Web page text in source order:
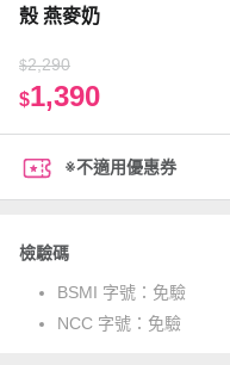
殼 燕麥奶
$2,290
$1,390
※不適用優惠券
檢驗碼
BSMI 字號： 免驗
NCC 字號： 免驗